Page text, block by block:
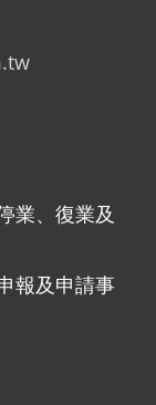
業、復業及
報及申請事